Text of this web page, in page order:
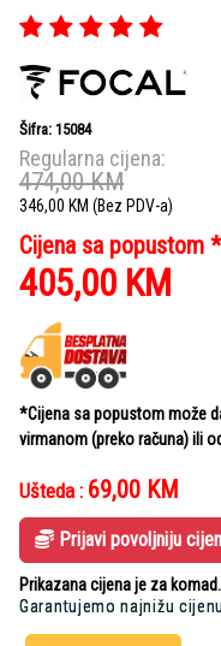
Šifra: 15084
Regularna cijena:
474,00KM
346,00 KM (Bez PDV-a)
Cijena sa popustom
405,00 KM
*Cijena sa popustom može
virmanom (preko računa) ili
Ušteda : 69,00 KM
Prijavi povoljniju
Prikazana cijena je za komad.
Garantujemo najnižu